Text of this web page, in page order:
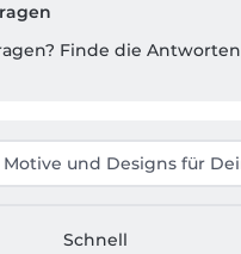
Finde die Antworten
Schnell